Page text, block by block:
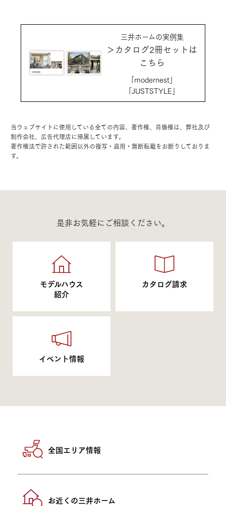
三井ホームの実例集
＞カタログ2冊セットは
こちら
「modernest」
「JUSTSTYLE」
当ウェブサイトに使用している全ての内容、著作権、肖像権は、弊社及び
制作会社、広告代理店に帰属しています。
著作権法で許された範囲以外の複写・盗用・無断転載をお断りしておりま
す。
是非お気軽にご相談ください。
モデルハウス
紹介
カタログ請求
イベント情報
全国エリア情報
お近くの三井ホーム